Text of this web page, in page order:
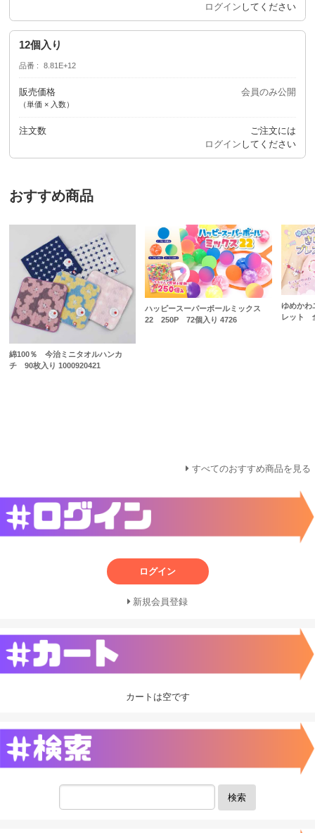
ログイン してください
12個入り
品番 8.81E+12
販売価格
（単価 × 入数）
会員のみ公開
注文数
ご注文には
ログイン してください
おすすめ商品
綿100％ 今治ミニタオルハンカ
チ 90枚入り 1000920421
ハッピースーパーボールミックス
22 250P 72個入り 4726
ゆめかわ
レット
すべてのおすすめ商品を見る
ログイン
新規会員登録
カートは空です
検索